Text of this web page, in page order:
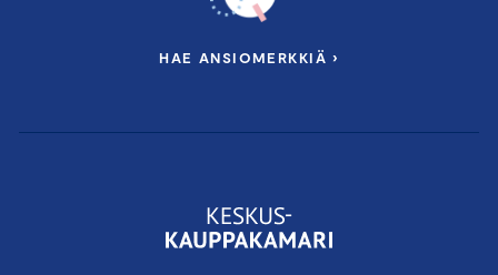
HAE ANSIOMERKKIÄ ›